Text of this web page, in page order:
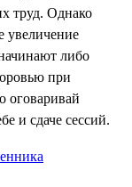
труд. Однако
увеличение
либо
при
оговаривай
и сдаче сессий.